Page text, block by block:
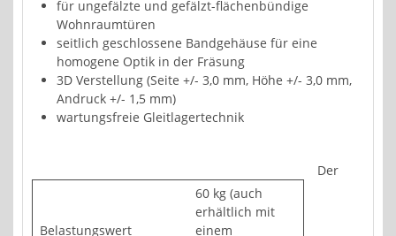
für ungefälzte und gefälzt-flächenbündige
Wohnraumtüren
seitlich geschlossene Bandgehäuse für eine
homogene Optik in der Fräsung
3D Verstellung (Seite +/- 3,0 mm, Höhe +/- 3,0 mm,
Andruck +/- 1,5 mm)
wartungsfreie Gleitlagertechnik
Belastungswert
60 kg (auch
erhältlich mit
einem
Der